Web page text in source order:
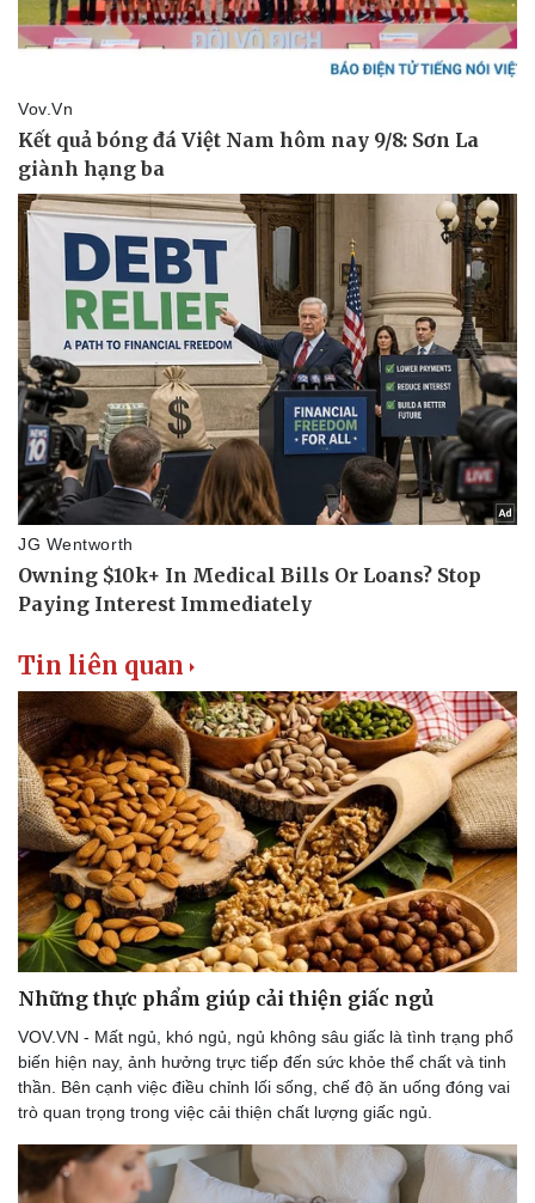
Thể thao
Bóng đá
Lịch thi đấu bóng đá
Thế giới thể thao
eSports
Hậu trường
Ô tô - Xe máy
Ô tô
Xe máy
Tư vấn
Tin liên quan
Những thực phẩm giúp cải thiện giấc ngủ
VOV.VN - Mất ngủ, khó ngủ, ngủ không sâu giấc là tình trạng phổ
biến hiện nay, ảnh hưởng trực tiếp đến sức khỏe thể chất và tinh
thần. Bên cạnh việc điều chỉnh lối sống, chế độ ăn uống đóng vai
trò quan trọng trong việc cải thiện chất lượng giấc ngủ.